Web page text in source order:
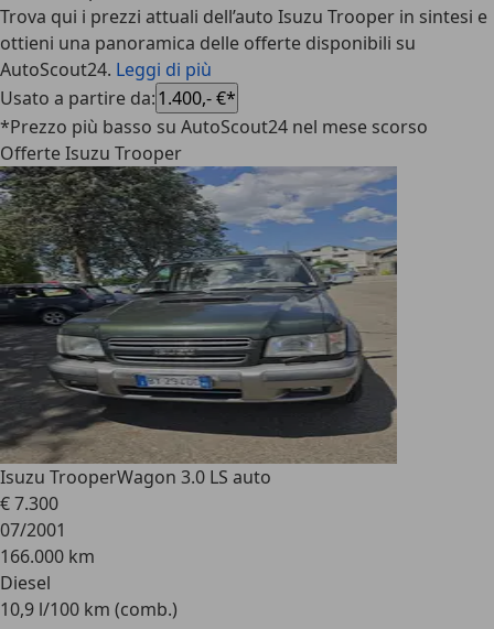
Trova qui i prezzi attuali dell’auto Isuzu Trooper in sintesi e
ottieni una panoramica delle offerte disponibili su
AutoScout24. Leggi di più
Usato a partire da:1.400,- €*
*Prezzo più basso su AutoScout24 nel mese scorso
Offerte Isuzu Trooper
Isuzu TrooperWagon 3.0 LS auto
€ 7.300
07/2001
166.000 km
Diesel
10,9 l/100 km (comb.)